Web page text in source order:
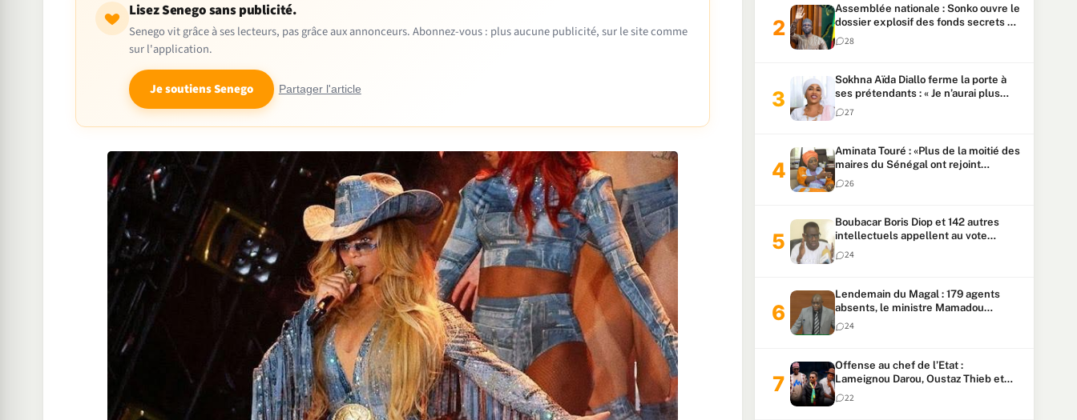
Lisez Senego sans publicité.
Senego vit grâce à ses lecteurs, pas grâce aux annonceurs. Abonnez-vous : plus aucune publicité, sur le site comme
sur l'application.
Je soutiens Senego Partager l'article
Assemblée nationale : Sonko ouvre le
dossier explosif des fonds secrets et
du patrimoine présidentiel
28
Sokhna Aïda Diallo ferme la porte à
ses prétendants : « Je n’aurai plus
jamais un autre mari »
27
Aminata Touré : «Plus de la moitié des
maires du Sénégal ont rejoint
Kiiraay»
26
Boubacar Boris Diop et 142 autres
intellectuels appellent au vote
urgent de la révision
constitutionnelle
24
Lendemain du Magal : 179 agents
absents, le ministre Mamadou
Lamine Dianté exige des explications
24
Offense au chef de l’Etat :
Lameignou Darou, Oustaz Thieb et
Ndiaye Touba lourdement
condamnés
22